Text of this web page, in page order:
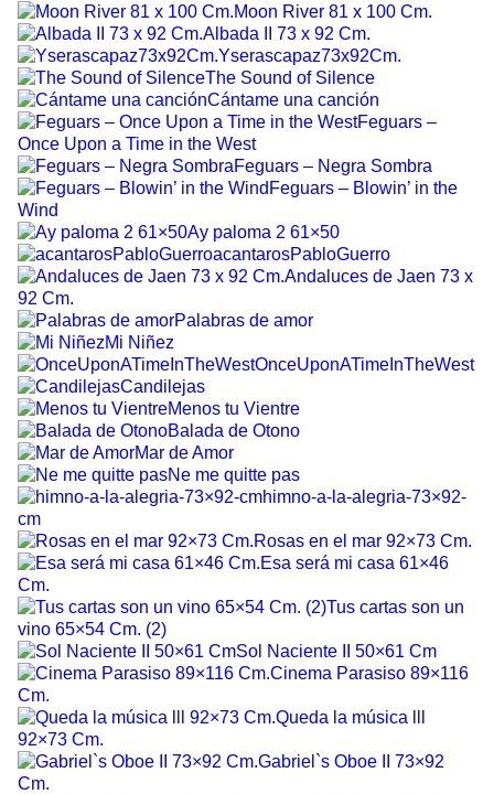
Moon River 81 x 100 Cm.
Albada II 73 x 92 Cm.
Yserascapaz73x92Cm.
The Sound of Silence
Cántame una canción
Feguars –
Once Upon a Time in the West
Feguars – Negra Sombra
Feguars – Blowin’ in the
Wind
Ay paloma 2 61×50
acantarosPabloGuerro
Andaluces de Jaen 73 x
92 Cm.
Palabras de amor
Mi Niñez
OnceUponATimeInTheWest
Candilejas
Menos tu Vientre
Balada de Otono
Mar de Amor
Ne me quitte pas
himno-a-la-alegria-73×92-
cm
Rosas en el mar 92×73 Cm.
Esa será mi casa 61×46
Cm.
Tus cartas son un
vino 65×54 Cm. (2)
Sol Naciente II 50×61 Cm
Cinema Parasiso 89×116
Cm.
Queda la música lll
92×73 Cm.
Gabriel`s Oboe II 73×92
Cm.